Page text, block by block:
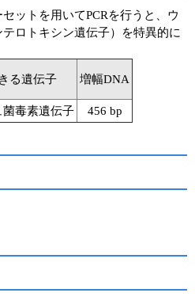
ド
ットを用いてPCRを行うと、ウ
ロトキシン遺伝子）を特異的に
る遺伝子 増幅DNA
菌毒素遺伝子 456 bp